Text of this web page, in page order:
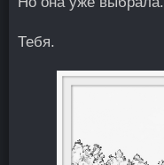
Тебя.